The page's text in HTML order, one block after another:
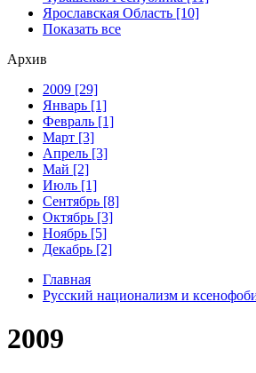
Ярославская Область [10]
Показать все
Архив
2009 [29]
Январь [1]
Февраль [1]
Март [3]
Апрель [3]
Май [2]
Июль [1]
Сентябрь [8]
Октябрь [3]
Ноябрь [5]
Декабрь [2]
Главная
Русский национализм и
2009